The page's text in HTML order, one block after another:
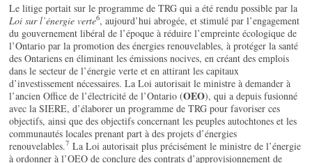
Le litige portait sur le programme de TRG qui a été rendu possible par la
Loi sur l’énergie verte6, aujourd’hui abrogée, et stimulé par l’engagement
du gouvernement libéral de l’époque à réduire l’empreinte écologique de
l’Ontario par la promotion des énergies renouvelables, à protéger la santé
des Ontariens en éliminant les émissions nocives, en créant des emplois
dans le secteur de l’énergie verte et en attirant les capitaux
d’investissement nécessaires. La Loi autorisait le ministre à demander à
l’ancien Office de l’électricité de l’Ontario (OEO), qui a depuis fusionné
avec la SIERE, d’élaborer un programme de TRG pour favoriser ces
objectifs, ainsi que des objectifs concernant les peuples autochtones et les
communautés locales prenant part à des projets d’énergies
renouvelables.7 La Loi autorisait plus précisément le ministre de l’énergie
à ordonner à l’OEO de conclure des contrats d’approvisionnement de